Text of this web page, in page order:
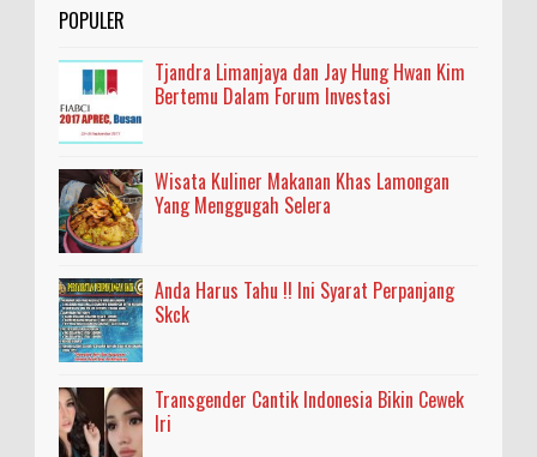
POPULER
Tjandra Limanjaya dan Jay Hung Hwan Kim
Bertemu Dalam Forum Investasi
Wisata Kuliner Makanan Khas Lamongan
Yang Menggugah Selera
Anda Harus Tahu !! Ini Syarat Perpanjang
Skck
Transgender Cantik Indonesia Bikin Cewek
Iri